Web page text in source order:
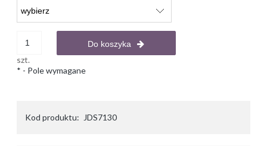
szt.
Do koszyka
* - Pole wymagane
Kod produktu: JDS7130